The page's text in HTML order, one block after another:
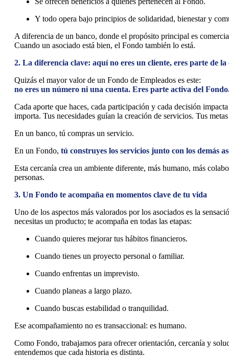
Y todo opera bajo principios de solidaridad, bienestar y
A diferencia de un banco, donde el propósito principal es
Cuando un asociado está bien, el Fondo también lo está.
2. La diferencia clave: aquí no eres un cliente, eres parte de
Quizás el mayor valor de un Fondo de Empleados es este:
no eres un número ni una cuenta. Eres parte activa del
Cada aporte que haces, cada participación y cada decisión
importa. Tus necesidades guían la creación de servicios. Tus
En un banco, tú compras un servicio.
En un Fondo, tú construyes los servicios junto con los demás
Esta cercanía crea un ambiente diferente, más humano, más
personas.
3. Un Fondo te acompaña en momentos clave de tu vida
Uno de los aspectos más valorados por los asociados es la
necesitas un producto; te acompaña en todas las etapas:
Cuando quieres mejorar tus hábitos financieros.
Cuando tienes un proyecto personal o familiar.
Cuando enfrentas un imprevisto.
Cuando planeas a largo plazo.
Cuando buscas estabilidad o tranquilidad.
Ese acompañamiento no es transaccional: es humano.
Como Fondo, trabajamos para ofrecer orientación, cercanía y
entendemos que cada historia es distinta.